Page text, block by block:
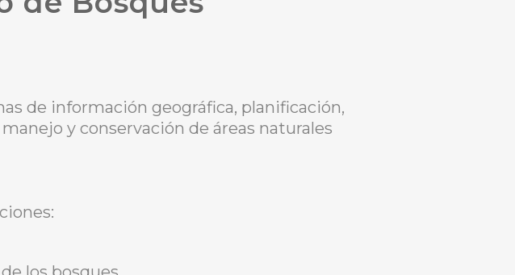
de información geográfica, planificación,
y conservación de áreas naturales